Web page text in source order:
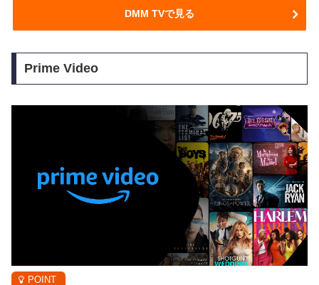
DMM TVで見る
Prime Video